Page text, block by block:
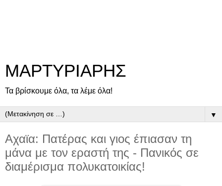
ΜΑΡΤΥΡΙΑΡΗΣ
Τα βρίσκουμε όλα, τα λέμε όλα!
▼
Αχαϊα: Πατέρας και γιος έπιασαν τη
μάνα με τον εραστή της - Πανικός σε
διαμέρισμα πολυκατοικίας!